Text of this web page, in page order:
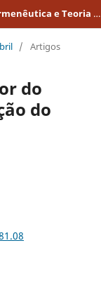
Revista de Estudos Constitucionais, Hermenêutica e Teoria do Direito
/ Artigos
do
do